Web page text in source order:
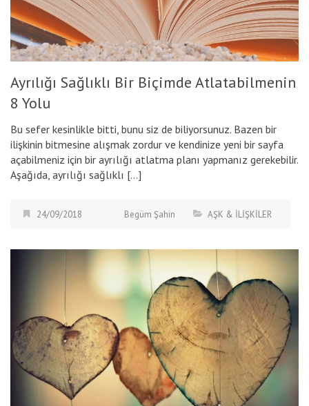
Ayrılığı Sağlıklı Bir Biçimde Atlatabilmenin
8 Yolu
Bu sefer kesinlikle bitti, bunu siz de biliyorsunuz. Bazen bir
ilişkinin bitmesine alışmak zordur ve kendinize yeni bir sayfa
açabilmeniz için bir ayrılığı atlatma planı yapmanız gerekebilir.
Aşağıda, ayrılığı sağlıklı […]
24/09/2018 Begüm Şahin AŞK & İLİŞKİLER